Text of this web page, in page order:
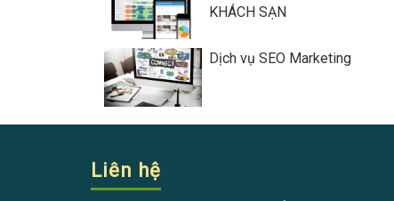
KHÁCH SẠN
Dịch vụ SEO Marketing
Liên hệ